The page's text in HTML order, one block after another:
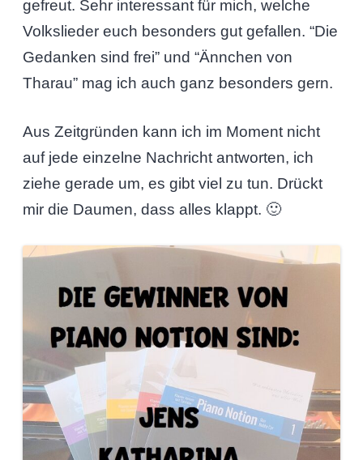
gefreut. Sehr interessant für mich, welche
Volkslieder euch besonders gut gefallen. “Die
Gedanken sind frei” und “Ännchen von
Tharau” mag ich auch ganz besonders gern.
Aus Zeitgründen kann ich im Moment nicht
auf jede einzelne Nachricht antworten, ich
ziehe gerade um, es gibt viel zu tun. Drückt
mir die Daumen, dass alles klappt. 🙂